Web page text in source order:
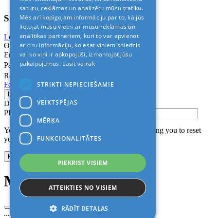
Sign In
Login with Facebook Login with Google
Or
Email
Password
Remember me
Forgot Password?
Don’t have an account?
Please confirm login email below
You will receive an email containing a link allowing you to reset
your password to a new preferred one.
Modal title
...
saturu, reklāmas un analizētu mūsu trafiku.
Mēs arī kopīgojam informāciju par to, kā jūs
lietojat mūsu vietni ar mūsu reklāmas un
analītikas partneriem, kuri to var apvienot
ar citu informāciju, ko esat viņiem sniedzis
vai ko viņi ir apkopojuši, izmantojot jūsu
pakalpojumus. Lasīt vairāk
STRIKTI NEPIECIEŠAMIE
VEIKTSPĒJAS
MĒRĶA
FUNKCIONALITĀTES
PIEKRIST VISIEM
ATTEIKTIES NO VISIEM
RĀDĪT DETAĻAS